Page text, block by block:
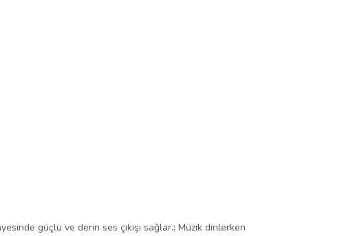
güçlü ve derin ses çıkışı sağlar.; Müzik dinlerken